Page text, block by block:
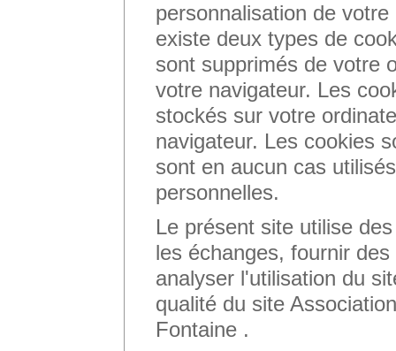
personnalisation de
existe deux types de
sont supprimés de votre
votre navigateur. Les
stockés sur votre
navigateur. Les cookies
sont en aucun cas
personnelles.
Le présent site utilise
les échanges, fournir
analyser l'utilisation du
qualité du site
Fontaine .